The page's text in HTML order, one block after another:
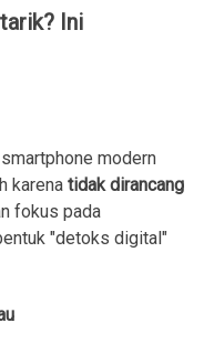
Ini
modern
karena tidak dirancang
fokus pada
"detoks digital"